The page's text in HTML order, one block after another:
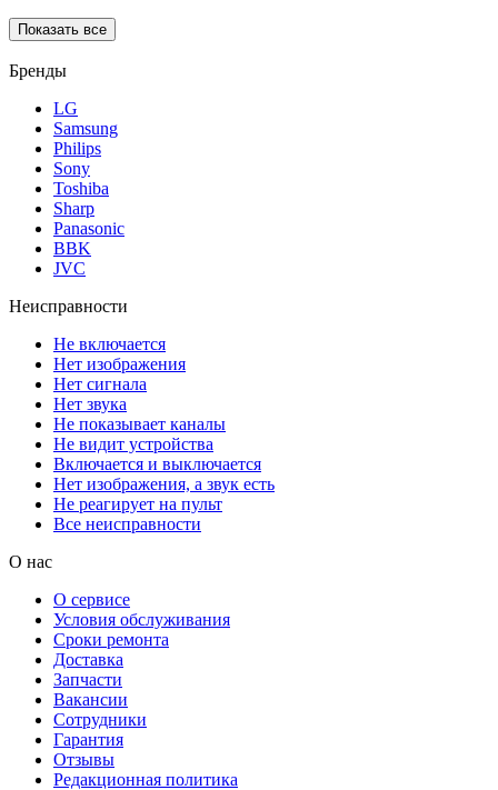
Показать все
Бренды
LG
Samsung
Philips
Sony
Toshiba
Sharp
Panasonic
BBK
JVC
Неисправности
Не включается
Нет изображения
Нет сигнала
Нет звука
Не показывает каналы
Не видит устройства
Включается и выключается
Нет изображения, а звук есть
Не реагирует на пульт
Все неисправности
О нас
О сервисе
Условия обслуживания
Сроки ремонта
Доставка
Запчасти
Вакансии
Сотрудники
Гарантия
Отзывы
Редакционная политика